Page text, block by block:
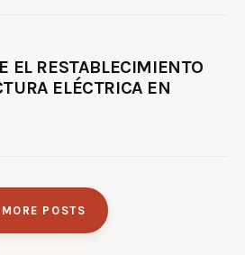
EL RESTABLECIMIENTO
ELÉCTRICA EN
MORE POSTS